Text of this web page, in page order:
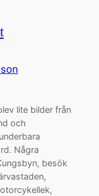
lite bilder från
och
Några
besök